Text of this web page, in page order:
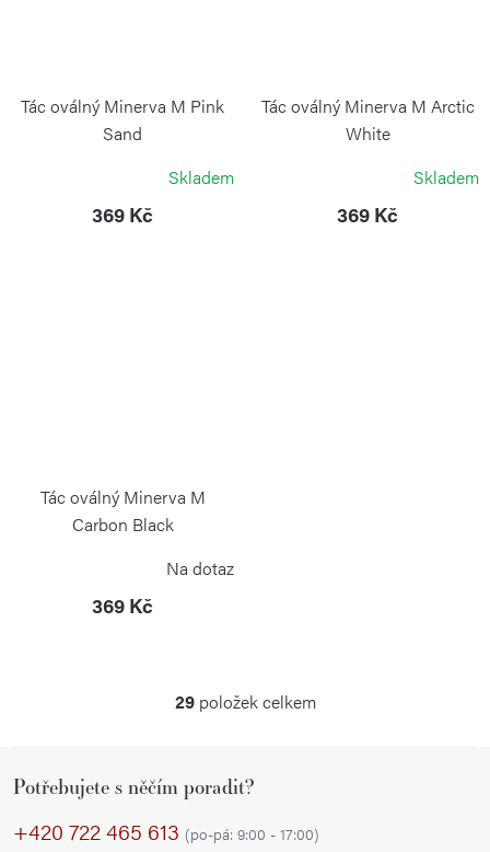
Tác oválný Minerva M Pink
Sand
Skladem
369 Kč
Tác oválný Minerva M Arctic
White
Skladem
369 Kč
Tác oválný Minerva M
Carbon Black
Na dotaz
369 Kč
O
á
d
29položek celkem
Potřebujete s něčím poradit?
+420 722 465 613 (po-pá: 9:00 - 17:00)